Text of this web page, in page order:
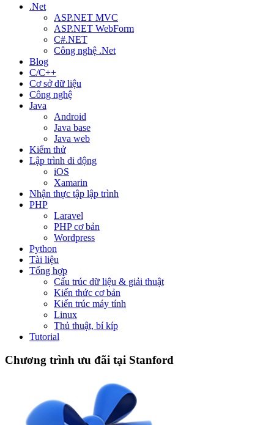
.Net
ASP.NET MVC
ASP.NET WebForm
C#.NET
Công nghệ .Net
Blog
C/C++
Cơ sở dữ liệu
Công nghệ
Java
Android
Java base
Java web
Kiểm thử
Lập trình di động
iOS
Xamarin
Nhận thực tập lập trình
PHP
Laravel
PHP cơ bản
Wordpress
Python
Tài liệu
Tổng hợp
Cấu trúc dữ liệu & giải thuật
Kiến thức cơ bản
Kiến trúc máy tính
Linux
Thủ thuật, bí kíp
Tutorial
Chương trình ưu đãi tại Stanford